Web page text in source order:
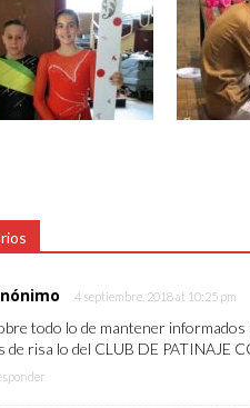
4 septiembre, 2018 at 10:25 pm
todo lo de mantener informados
de risa lo del CLUB DE PATINAJE